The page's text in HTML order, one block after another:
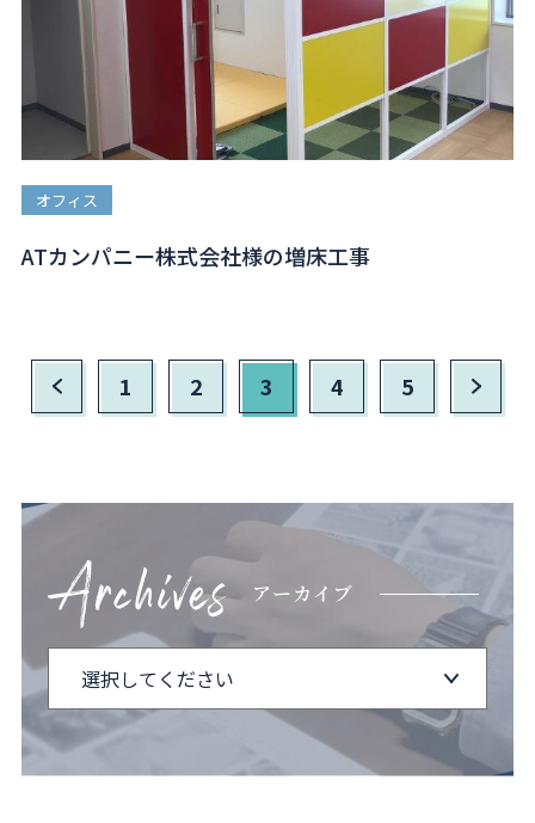
オフィス
ATカンパニー株式会社様の増床工事
1 2 3 4 5
アーカイブ